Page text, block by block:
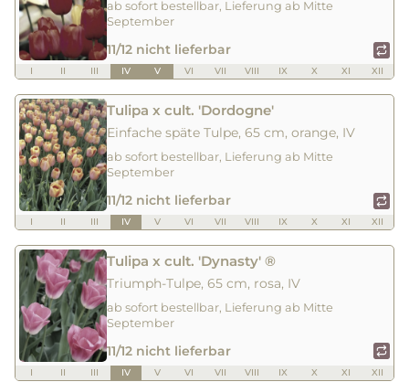
ab sofort bestellbar, Lieferung ab Mitte
September
11/12 nicht lieferbar
I II III IV V VI VII VIII IX X XI XII
Tulipa x cult. 'Dordogne'
Einfache späte Tulpe, 65 cm, orange, IV
ab sofort bestellbar, Lieferung ab Mitte
September
11/12 nicht lieferbar
I II III IV V VI VII VIII IX X XI XII
Tulipa x cult. 'Dynasty' ®
Triumph-Tulpe, 65 cm, rosa, IV
ab sofort bestellbar, Lieferung ab Mitte
September
11/12 nicht lieferbar
I II III IV V VI VII VIII IX X XI XII